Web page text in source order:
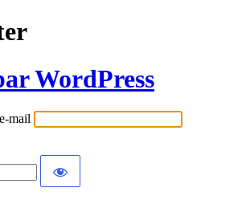
WordPress
mail